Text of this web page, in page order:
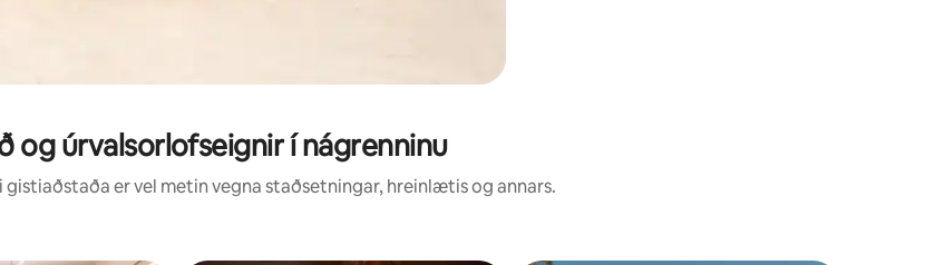
og úrvalsorlofseignir í nágrenninu
gistiaðstaða er vel metin vegna staðsetningar, hreinlætis og annars.